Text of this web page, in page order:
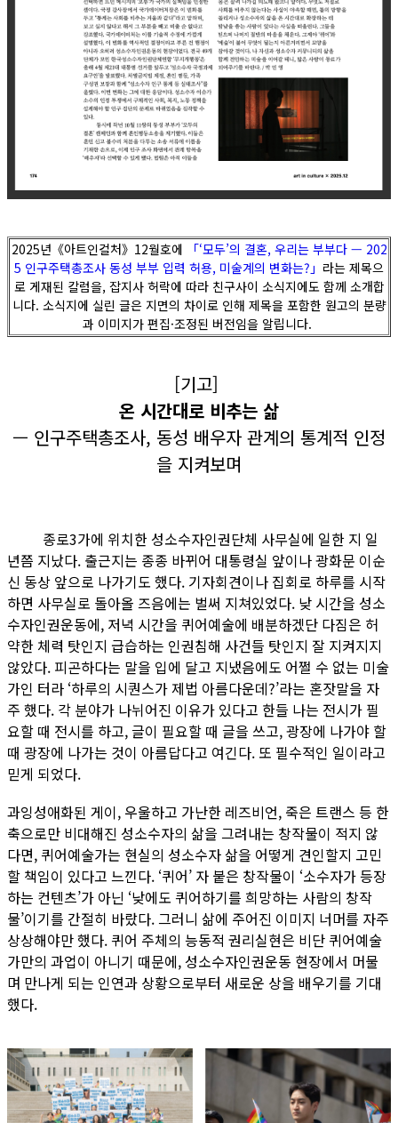
2025년《아트인컬처》12월호에
「‘모두’의 결혼, 우리는 부부다 — 202
5 인구주택총조사 동성 부부 입력 허용, 미술계의 변화는?」 라는 제목으
로 게재된 칼럼을, 잡지사 허락에 따라 친구사이 소식지에도 함께 소개합
니다. 소식지에 실린 글은 지면의 차이로 인해 제목을 포함한 원고의 분량
과 이미지가 편집·조정된 버전임을 알립니다.
[기고]
온 시간대로 비추는 삶
— 인구주택총조사, 동성 배우자 관계의 통계적 인정
을 지켜보며
종로3가에 위치한 성소수자인권단체 사무실에 일한 지 일
년쯤 지났다. 출근지는 종종 바뀌어 대통령실 앞이나 광화문 이순
신 동상 앞으로 나가기도 했다. 기자회견이나 집회로 하루를 시작
하면 사무실로 돌아올 즈음에는 벌써 지쳐있었다. 낮 시간을 성소
수자인권운동에, 저녁 시간을 퀴어예술에 배분하겠단 다짐은 허
약한 체력 탓인지 급습하는 인권침해 사건들 탓인지 잘 지켜지지
않았다. 피곤하다는 말을 입에 달고 지냈음에도 어쩔 수 없는 미술
가인 터라 ‘하루의 시퀀스가 제법 아름다운데?’라는 혼잣말을 자
주 했다. 각 분야가 나뉘어진 이유가 있다고 한들 나는 전시가 필
요할 때 전시를 하고, 글이 필요할 때 글을 쓰고, 광장에 나가야 할
때 광장에 나가는 것이 아름답다고 여긴다. 또 필수적인 일이라고
믿게 되었다.
과잉성애화된 게이, 우울하고 가난한 레즈비언, 죽은 트랜스 등 한
축으로만 비대해진 성소수자의 삶을 그려내는 창작물이 적지 않
다면, 퀴어예술가는 현실의 성소수자 삶을 어떻게 견인할지 고민
할 책임이 있다고 느낀다. ‘퀴어’ 자 붙은 창작물이 ‘소수자가 등장
하는 컨텐츠’가 아닌 ‘낮에도 퀴어하기를 희망하는 사람의 창작
물’이기를 간절히 바랐다. 그러니 삶에 주어진 이미지 너머를 자주
상상해야만 했다. 퀴어 주체의 능동적 권리실현은 비단 퀴어예술
가만의 과업이 아니기 때문에, 성소수자인권운동 현장에서 머물
며 만나게 되는 인연과 상황으로부터 새로운 상을 배우기를 기대
했다.